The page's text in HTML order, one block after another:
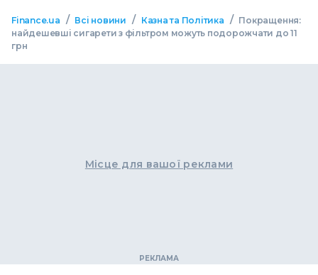
Finance.ua / Всі новини / Казна та Політика / Покращення:
найдешевші сигарети з фільтром можуть подорожчати до 11
грн
Місце для вашої реклами